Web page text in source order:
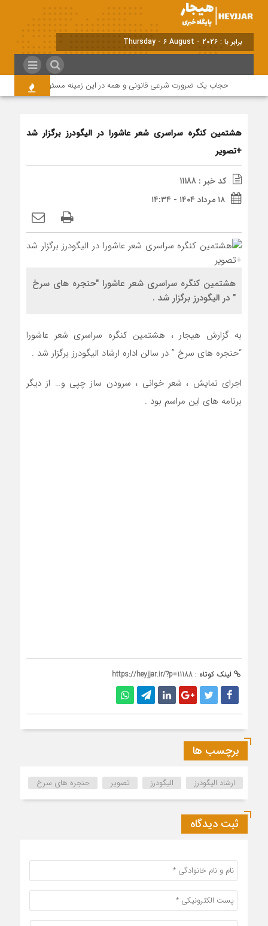
برابر با : Thursday - 6 August - 2026
حجاب یک ضرورت شرعی قانونی و همه در این زمینه مسئول هستند
هشتمین کنگره سراسری شعر عاشورا در الیگودرز برگزار شد
+تصویر
کد خبر : 11188
۱۸ مرداد ۱۴۰۴ - ۱۴:۳۴
هشتمین کنگره سراسری شعر عاشورا "حنجره های سرخ
" در الیگودرز برگزار شد .
به گزارش هیجار ، هشتمین کنگره سراسری شعر عاشورا
“حنجره های سرخ ” در سالن اداره ارشاد الیگودرز برگزار شد .
اجرای نمایش ، شعر خوانی ، سرودن ساز چپی و… از دیگر
برنامه های این مراسم بود .
لینک کوتاه : https://heyjjar.ir/?p=11188
برچسب ها
ارشاد الیگودرز الیگودرز تصویر حنجره های سرخ
ثبت دیدگاه